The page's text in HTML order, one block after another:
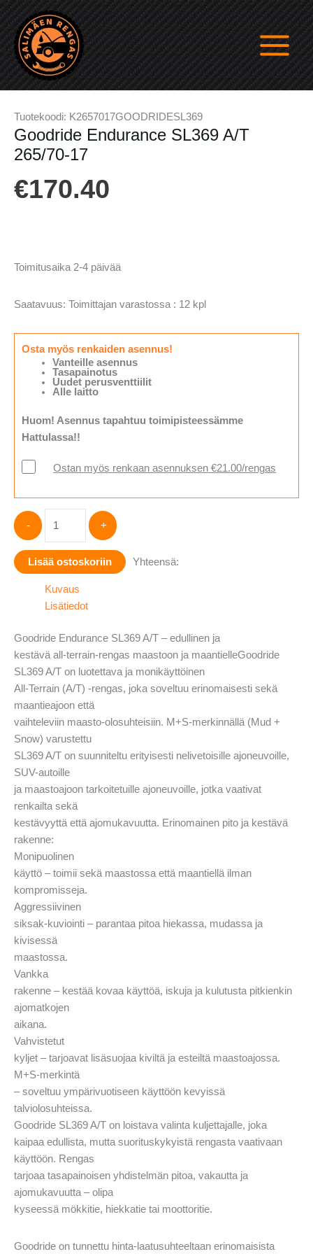
Siirry
sisältöön
Tuotekoodi: K2657017GOODRIDESL369
Goodride Endurance SL369 A/T
265/70-17
€170.40
Toimitusaika 2-4 päivää
Saatavuus: Toimittajan varastossa : 12 kpl
Osta myös renkaiden asennus!
Vanteille asennus
Tasapainotus
Uudet perusventtiilit
Alle laitto
Huom! Asennus tapahtuu toimipisteessämme
Hattulassa!!
Ostan myös renkaan asennuksen €21.00/rengas
-
Endurance
SL369
A/T
265/70-
17
+
Lisää ostoskoriin Yhteensä:
Kuvaus
Lisätiedot
Goodride Endurance SL369 A/T – edullinen ja
kestävä all-terrain-rengas maastoon ja maantielleGoodride
SL369 A/T on luotettava ja monikäyttöinen
All-Terrain (A/T) -rengas, joka soveltuu erinomaisesti sekä
maantieajoon että
vaihteleviin maasto-olosuhteisiin. M+S-merkinnällä (Mud +
Snow) varustettu
SL369 A/T on suunniteltu erityisesti nelivetoisille ajoneuvoille,
SUV-autoille
ja maastoajoon tarkoitetuille ajoneuvoille, jotka vaativat
renkailta sekä
kestävyyttä että ajomukavuutta. Erinomainen pito ja kestävä
rakenne:
Monipuolinen
käyttö – toimii sekä maastossa että maantiellä ilman
kompromisseja.
Aggressiivinen
siksak-kuviointi – parantaa pitoa hiekassa, mudassa ja
kivisessä
maastossa.
Vankka
rakenne – kestää kovaa käyttöä, iskuja ja kulutusta pitkienkin
ajomatkojen
aikana.
Vahvistetut
kyljet – tarjoavat lisäsuojaa kiviltä ja esteiltä maastoajossa.
M+S-merkintä
– soveltuu ympärivuotiseen käyttöön kevyissä
talviolosuhteissa.
Goodride SL369 A/T on loistava valinta kuljettajalle, joka
kaipaa edullista, mutta suorituskykyistä rengasta vaativaan
käyttöön. Rengas
tarjoaa tasapainoisen yhdistelmän pitoa, vakautta ja
ajomukavuutta – olipa
kyseessä mökkitie, hiekkatie tai moottoritie.
Goodride on tunnettu hinta-laatusuhteeltaan erinomaisista